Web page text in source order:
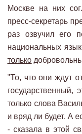
Москве на них
пресс-секретарь
раз озвучил его
национальных
только
"То, что они ждут
государственный,
только слова
и вряд ли будет. А
- сказала в этой